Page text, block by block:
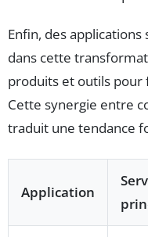
Enfin, des
dans cette
produits et outils pour
Cette synergie entre
traduit une tendance
Application